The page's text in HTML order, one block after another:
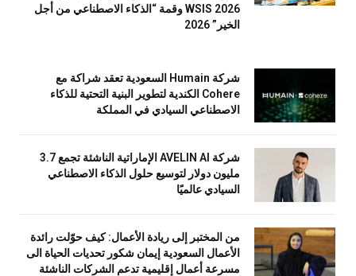
WSIS 2026 وقمة “الذكاء الاصطناعي من أجل
الخير” 2026
شركة Humain السعودية تعقد شراكة مع
Cohere الكندية لتطوير البنية التحتية للذكاء
الاصطناعي السيادي في المملكة
شركة AVELIN AI الإماراتية الناشئة تجمع 3.7
مليون دولار لتوسيع حلول الذكاء الاصطناعي
السيادي عالميًا
من المختبر إلى ريادة الأعمال: كيف حوّلت رائدة
الأعمال السعودية إيمان شكور تحديات الحياة الى
مسرعة أعمال إقليمية تدعم الشركات الناشئة